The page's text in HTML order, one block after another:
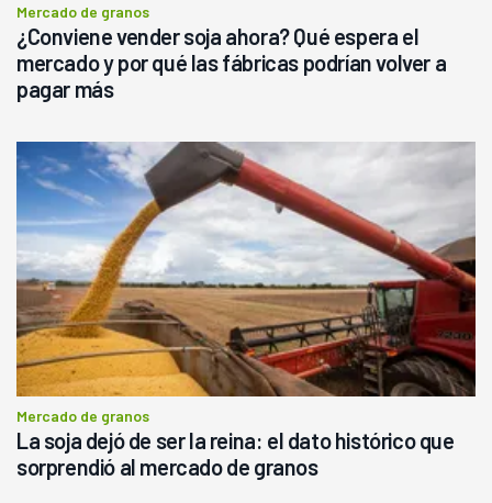
Mercado de granos
¿Conviene vender soja ahora? Qué espera el
mercado y por qué las fábricas podrían volver a
pagar más
Mercado de granos
La soja dejó de ser la reina: el dato histórico que
sorprendió al mercado de granos